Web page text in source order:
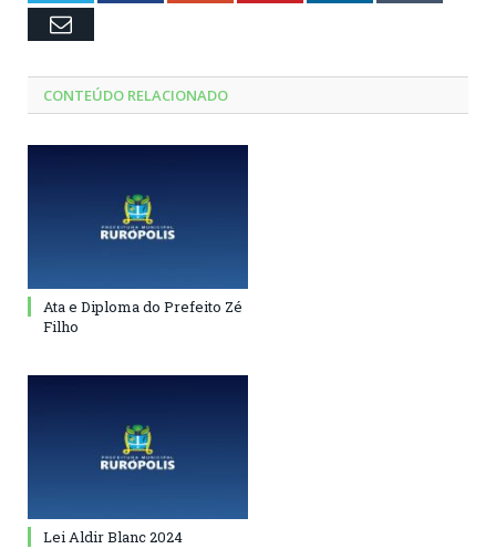
Email
CONTEÚDO RELACIONADO
Ata e Diploma do Prefeito Zé
Filho
Lei Aldir Blanc 2024